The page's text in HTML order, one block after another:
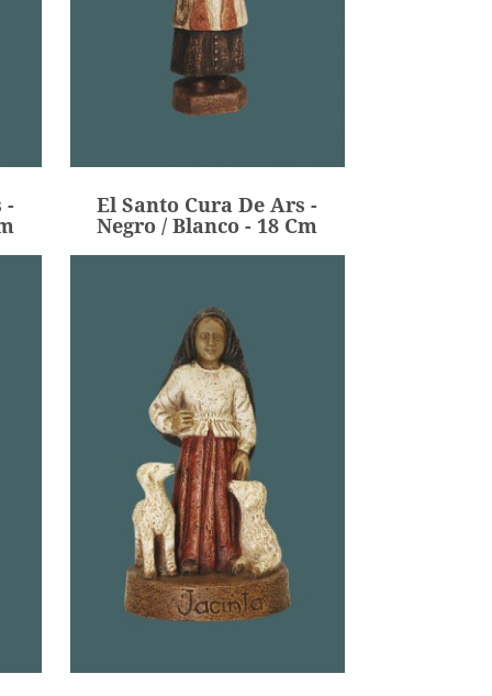
-
El Santo Cura De Ars -
Negro / Blanco - 18 Cm
El Santo Cura De Ars -
Precio
136,00 €
AÑADIR
Jacinta De Fátima (de Pie) -
Precio
134,00 €